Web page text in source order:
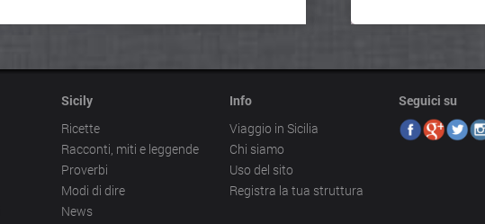
Sicily
Ricette
Racconti, miti e leggende
Proverbi
Modi di dire
News
Info
Viaggio in Sicilia
Chi siamo
Uso del sito
Registra la tua struttura
Seguici su